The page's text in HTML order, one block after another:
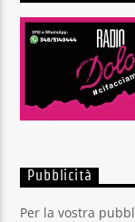
Pubblicità
Per la vostra